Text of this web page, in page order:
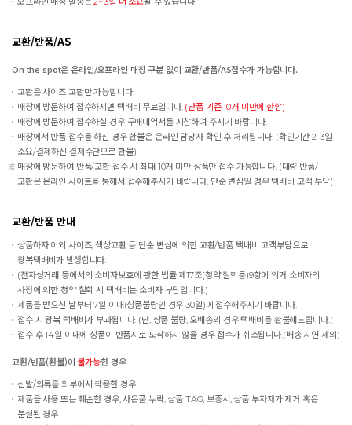
교환/반품/AS
On the spot은 온라인/오프라인 매장 구분 없이 교환/반품/AS접수가 가능합니다.
교환은 사이즈 교환만 가능합니다.
매장에 방문하여 접수하시면 택배비 무료입니다. (단품 기준 10개 미만에 한함)
매장에 방문하여 접수하실 경우 구매내역서를 지참하여 주시기 바랍니다.
매장에서 반품 접수를 하신 경우 환불은 온라인 담당자 확인 후 처리됩니다. (확인기간 2-3일
소요/결제하신 결제수단으로 환불)
매장에 방문하여 반품/교환 접수 시 최대 10개 미만 상품만 접수 가능합니다. (대량 반품/
교환은 온라인 사이트를 통해서 접수해주시기 바랍니다. 단순 변심일 경우 택배비 고객 부담)
교환/반품 안내
상품하자 이외 사이즈, 색상교환 등 단순 변심에 의한 교환/반품 택배비 고객부담으로
왕복택배비가 발생합니다.
(전자상거래 등에서의 소비자보호에 관한 법률 제17조(청약 철회등)9항에 의거 소비자의
사정에 의한 청약 철회 시 택배비는 소비자 부담입니다.)
제품을 받으신 날부터 7일 이내(상품불량인 경우 30일)에 접수해주시기 바랍니다.
접수 시 왕복 택배비가 부과됩니다. (단, 상품 불량, 오배송의 경우 택배비를 환불해드립니다.)
접수 후 14일 이내에 상품이 반품지로 도착하지 않을 경우 접수가 취소됩니다.(배송 지연 제외)
교환/반품(환불)이 불가능한 경우
신발/의류를 외부에서 착용한 경우
제품을 사용 또는 훼손한 경우, 사은품 누락, 상품 TAG, 보증서, 상품 부자재가 제거 혹은
분실된 경우